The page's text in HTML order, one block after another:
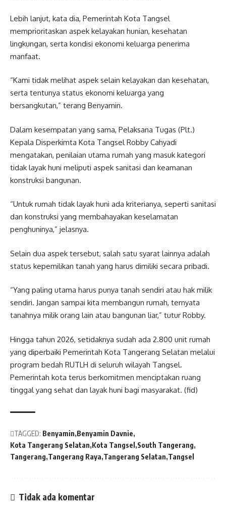
Lebih lanjut, kata dia, Pemerintah Kota Tangsel
memprioritaskan aspek kelayakan hunian, kesehatan
lingkungan, serta kondisi ekonomi keluarga penerima
manfaat.
“Kami tidak melihat aspek selain kelayakan dan kesehatan,
serta tentunya status ekonomi keluarga yang
bersangkutan,” terang Benyamin.
Dalam kesempatan yang sama, Pelaksana Tugas (Plt.)
Kepala Disperkimta Kota Tangsel Robby Cahyadi
mengatakan, penilaian utama rumah yang masuk kategori
tidak layak huni meliputi aspek sanitasi dan keamanan
konstruksi bangunan.
“Untuk rumah tidak layak huni ada kriterianya, seperti sanitasi
dan konstruksi yang membahayakan keselamatan
penghuninya,” jelasnya.
Selain dua aspek tersebut, salah satu syarat lainnya adalah
status kepemilikan tanah yang harus dimiliki secara pribadi.
“Yang paling utama harus punya tanah sendiri atau hak milik
sendiri. Jangan sampai kita membangun rumah, ternyata
tanahnya milik orang lain atau bangunan liar,” tutur Robby.
Hingga tahun 2026, setidaknya sudah ada 2.800 unit rumah
yang diperbaiki Pemerintah Kota Tangerang Selatan melalui
program bedah RUTLH di seluruh wilayah Tangsel.
Pemerintah kota terus berkomitmen menciptakan ruang
tinggal yang sehat dan layak huni bagi masyarakat. (fid)
TAGGED: Benyamin Benyamin Davnie
Kota Tangerang Selatan Kota Tangsel South Tangerang
Tangerang Tangerang Raya Tangerang Selatan Tangsel
Tidak ada komentar